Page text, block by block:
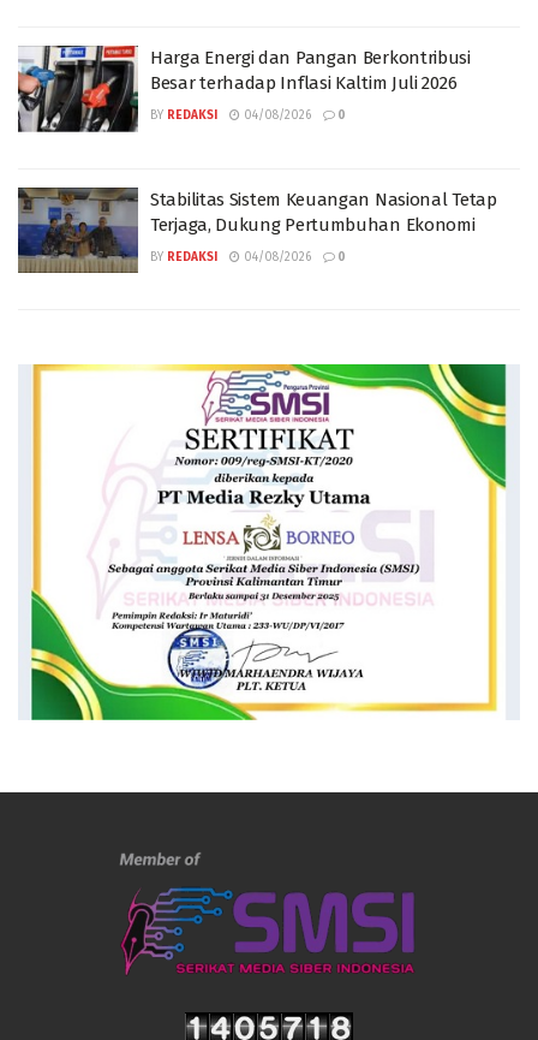
Harga Energi dan Pangan Berkontribusi
Besar terhadap Inflasi Kaltim Juli 2026
BY REDAKSI 04/08/2026 0
Stabilitas Sistem Keuangan Nasional Tetap
Terjaga, Dukung Pertumbuhan Ekonomi
BY REDAKSI 04/08/2026 0